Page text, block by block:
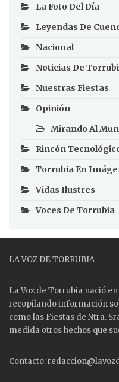
La Foto Del Día
Leyendas De
Nacional
Noticias De
Nuestras Fiestas
Opinión
Mirando Al
Rincón
Torrubia En
Vidas Ilustres
Voces De Torrubia
LA VOZ DE TORRUBIA
La Voz de Torrubia nació
recopilando información
como las Fiestas de Ntra.
medida otros hechos que
Contacto: